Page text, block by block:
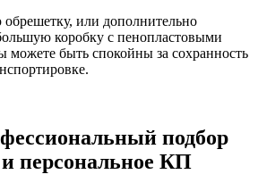
или дополнительно
коробку с пенопластовыми
можете быть спокойны за сохранность
подбор
и персональное КП